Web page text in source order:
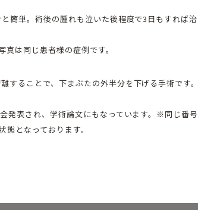
単。術後の腫れも泣いた後程度で3日もすれば
は同じ患者様の症例です。
ることで、下まぶたの外半分を下げる手術です
発表され、学術論文にもなっています。※同じ番
となっております。